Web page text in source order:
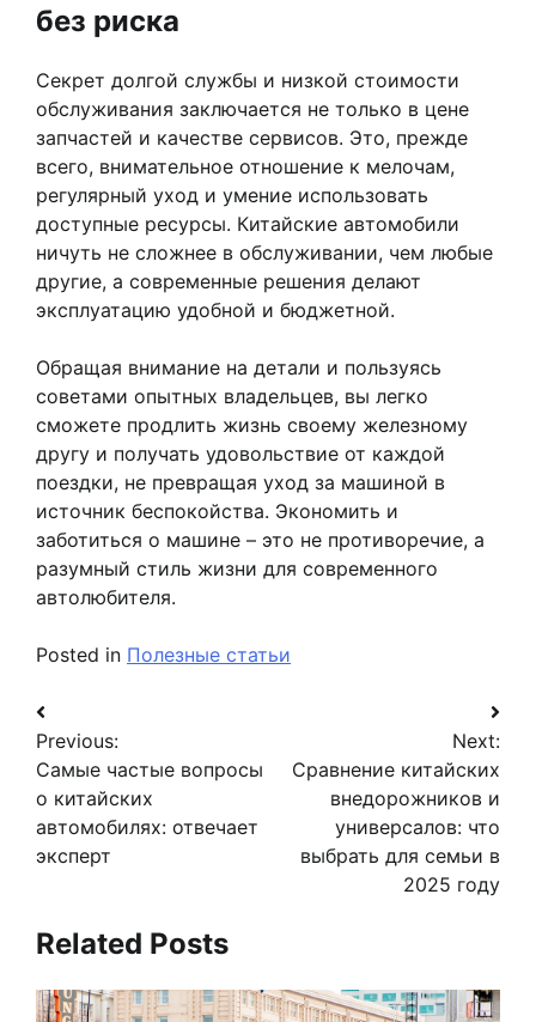
без риска
Секрет долгой службы и низкой стоимости
обслуживания заключается не только в цене
запчастей и качестве сервисов. Это, прежде
всего, внимательное отношение к мелочам,
регулярный уход и умение использовать
доступные ресурсы. Китайские автомобили
ничуть не сложнее в обслуживании, чем любые
другие, а современные решения делают
эксплуатацию удобной и бюджетной.
Обращая внимание на детали и пользуясь
советами опытных владельцев, вы легко
сможете продлить жизнь своему железному
другу и получать удовольствие от каждой
поездки, не превращая уход за машиной в
источник беспокойства. Экономить и
заботиться о машине – это не противоречие, а
разумный стиль жизни для современного
автолюбителя.
Posted in Полезные статьи
Навигация
по
записям
Previous:
Самые частые вопросы
о китайских
автомобилях: отвечает
эксперт
Next:
Сравнение китайских
внедорожников и
универсалов: что
выбрать для семьи в
2025 году
Related Posts